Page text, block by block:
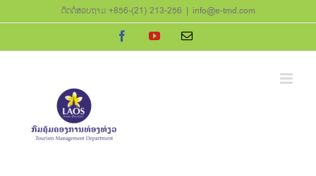
to
content
ຕິດຕໍ່ສອບຖາມ +856-(21) 213-256 | info@e-tmd.com
FacebookYouTubeEmail